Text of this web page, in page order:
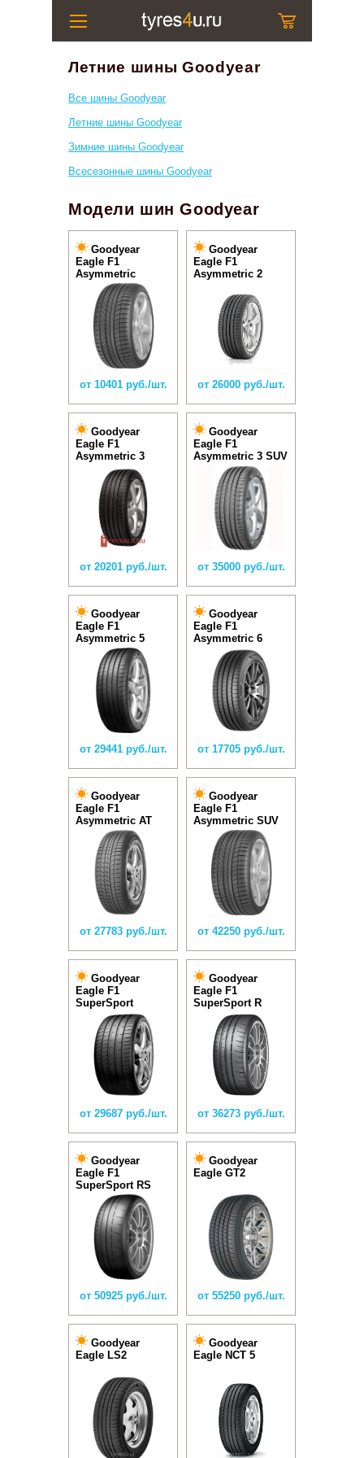
Летние шины Goodyear
Все шины Goodyear
Летние шины Goodyear
Зимние шины Goodyear
Всесезонные шины Goodyear
Модели шин Goodyear
Goodyear
Eagle F1
Asymmetric
от 10401 руб./шт.
Goodyear
Eagle F1
Asymmetric 2
от 26000 руб./шт.
Goodyear
Eagle F1
Asymmetric 3
от 20201 руб./шт.
Goodyear
Eagle F1
Asymmetric 3 SUV
от 35000 руб./шт.
Goodyear
Eagle F1
Asymmetric 5
от 29441 руб./шт.
Goodyear
Eagle F1
Asymmetric 6
от 17705 руб./шт.
Goodyear
Eagle F1
Asymmetric AT
от 27783 руб./шт.
Goodyear
Eagle F1
Asymmetric SUV
от 42250 руб./шт.
Goodyear
Eagle F1
SuperSport
от 29687 руб./шт.
Goodyear
Eagle F1
SuperSport R
от 36273 руб./шт.
Goodyear
Eagle F1
SuperSport RS
от 50925 руб./шт.
Goodyear
Eagle GT2
от 55250 руб./шт.
Goodyear
Eagle LS2
Goodyear
Eagle NCT 5